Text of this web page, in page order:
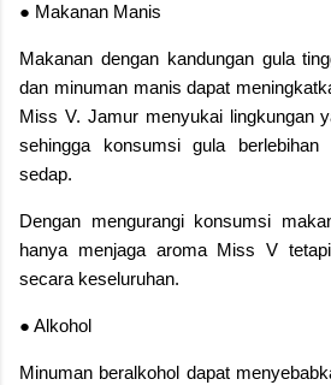
● Makanan Manis
Makanan dengan kandungan gula
dan minuman manis dapat
Miss V. Jamur menyukai lingkungan
sehingga konsumsi gula
sedap.
Dengan mengurangi konsumsi
hanya menjaga aroma Miss V
secara keseluruhan.
● Alkohol
Minuman beralkohol dapat